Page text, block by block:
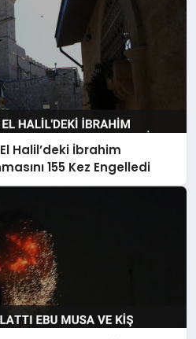
Halil’deki İbrahim
155 Kez Engelledi